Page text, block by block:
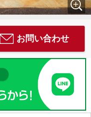
お問い合わせ